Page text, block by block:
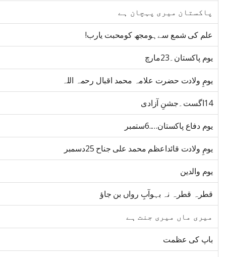
پاکستان میری پہچان ہے
علم کی شمع سےہومجھ کومحبت یارب!
یوم پاکستان۔23مارچ
یومِ ولادت حضرت علامہ محمد اقبال رحمہ اللہ
14اگست۔جشنِ آزادی
یوم دفاع پاکستان…..6ستمبر
یومِ ولادت قائداعظم محمد علی جناح 25دسمبر
یوم والدین
قطرہ قطرہ نہ بہوآبِ رواں بن جاؤ
میری ماں میری جنت ہے
باپ کی عظمت